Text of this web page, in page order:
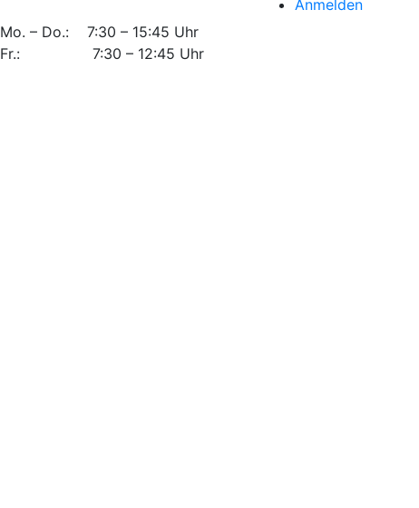
Mo. – Do.: 7:30 – 15:45 Uhr
Fr.: 7:30 – 12:45 Uhr
Anmelden